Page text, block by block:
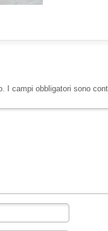
I campi obbligatori sono